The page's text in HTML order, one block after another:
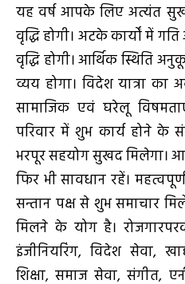
यह वर्ष आपके लिए अत्यंत
वृद्धि होगी। अटके कार्यों में
वृद्धि होगी। आर्थिक स्थिति
व्यय होगा। विदेश यात्रा
सामाजिक एवं घरेलू
परिवार में शुभ कार्य होने के
भरपूर सहयोग सुखद मिलेगा।
फिर भी सावधान रहें।
सन्तान पक्ष से शुभ समाचार
मिलने के योग है।
इंजीनियरिंग, विदेश सेवा,
शिक्षा, समाज सेवा, संगीत,